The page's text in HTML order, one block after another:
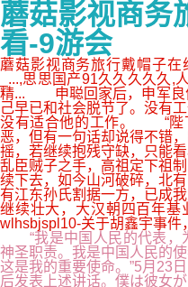
蘑菇影视商务
看-9游会
蘑菇影视商务旅行戴帽子
_...,思思国产91久久久久久,
精... 申聪回家后，申军良
己早已和社会脱节了。没有
没有适合他的工作。 “陛
恶，但有一句话却说得不错
摇，若继续抱残守缺，只能
乱臣贼子之手，高祖定下祖
续下去，如今山河破碎，北
有江东孙氏割据一方，已成
继续壮大，大汉朝四百年基
wlhsbjspl10-关于胡鑫宇事件
“我是中国人民的代表，
神圣职责。我是中国人民的
这是我的重要使命。”5月23
后发表上述讲话。僕は彼女